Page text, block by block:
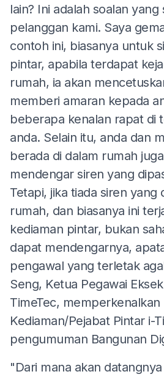
lain? Ini adalah soalan
pelanggan kami. Saya
contoh ini, biasanya untuk
pintar, apabila terdapat
rumah, ia akan
memberi amaran kepada
beberapa kenalan rapat di
anda. Selain itu, anda dan
berada di dalam rumah
mendengar siren yang
Tetapi, jika tiada siren yang
rumah, dan biasanya ini
kediaman pintar, bukan
dapat mendengarnya,
pengawal yang terletak
Seng, Ketua Pegawai
TimeTec,
Kediaman/Pejabat Pintar i-
pengumuman Bangunan
"Dari mana akan